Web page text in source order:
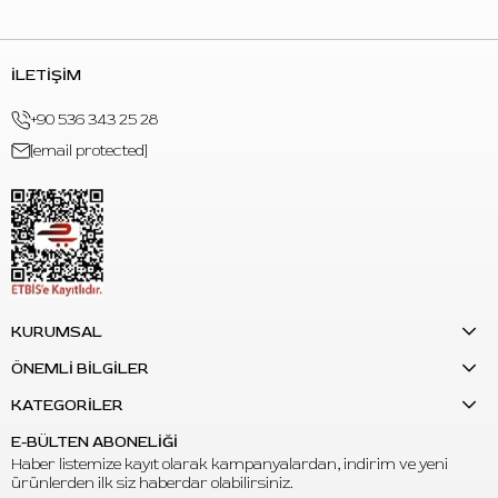
İLETİŞİM
+90 536 343 25 28
[email protected]
KURUMSAL
ÖNEMLİ BİLGİLER
KATEGORİLER
E-BÜLTEN ABONELİĞİ
Haber listemize kayıt olarak kampanyalardan, indirim ve yeni
ürünlerden ilk siz haberdar olabilirsiniz.